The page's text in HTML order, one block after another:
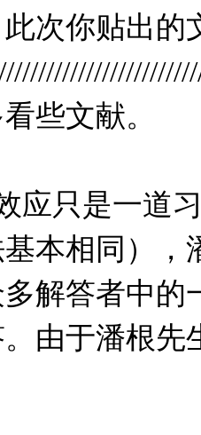
次你贴出的
些文献。
应只是一道
基本相同）
解答者中的
由于潘根